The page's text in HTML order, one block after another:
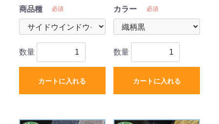
商品種 必須
数量
カートに入れる
カラー 必須
数量
カートに入れる